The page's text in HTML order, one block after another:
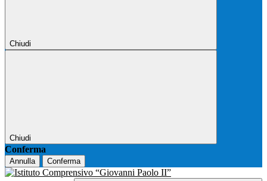
Chiudi
Chiudi
Conferma
Annulla Conferma